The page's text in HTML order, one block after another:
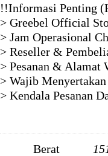
!!Informasi Penting
> Greebel Official
> Jam Operasional
> Reseller &
> Pesanan & Alamat
> Wajib
> Kendala Pesanan
Berat